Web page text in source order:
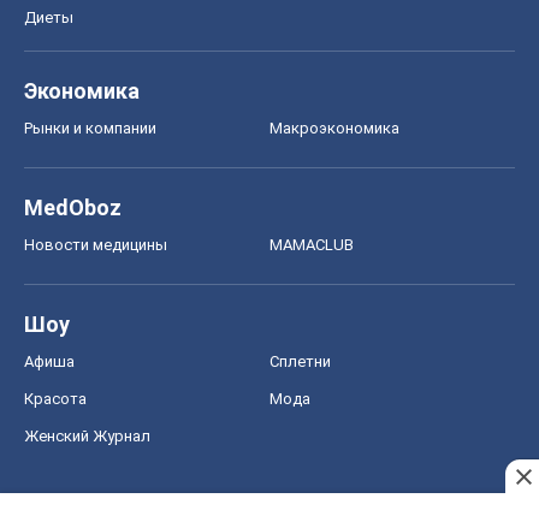
Диеты
Экономика
Рынки и компании Mакроэкономика
MedOboz
Новости медицины MAMACLUB
Шоу
Афиша Сплетни
Красота Мода
Женский Журнал